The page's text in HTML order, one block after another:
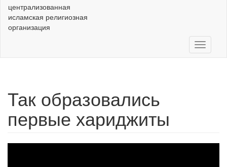
централизованная
исламская религиозная
организация
Toggle
Так образовались
первые хариджиты